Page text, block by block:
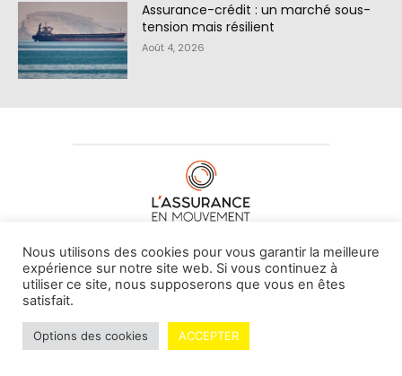
Assurance-crédit : un marché sous-
tension mais résilient
Août 4, 2026
À PROPOS DE NOUS•CONTACT
© L'assurance en mouvement -By Vovoxx Média
Mentions légales Contributeurs
Nous utilisons des cookies pour vous garantir la meilleure
expérience sur notre site web. Si vous continuez à
utiliser ce site, nous supposerons que vous en êtes
satisfait.
Options des cookies ACCEPTER